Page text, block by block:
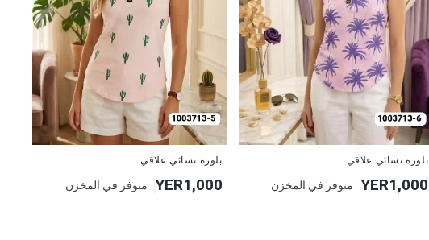
بلوزه نسائي علاقي
YER1,000 متوفر في المخزن
بلوزه نسائي علاقي
YER1,000 متوفر في المخزن